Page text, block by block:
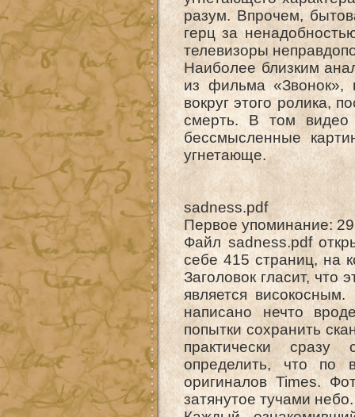
разум. Впрочем,
герц за
телевизоры
Наиболее близким
из фильма «Звонок»,
вокруг этого ролика,
смерть. В том видео
бессмысленные
угнетающе.
sadness.pdf
Первое упоминание:
Файл sadness.pdf
себе 415 страниц, на
Заголовок гласит, что
является
написано нечто
попытки сохранить
практически сразу
определить, что по
оригиналов Times.
затянутое тучами